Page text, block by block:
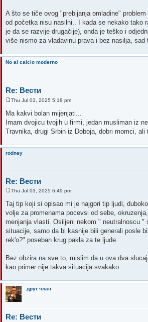
A što se tiče ovog "prebijanja omladine"
od početka nisu nasilni.. I kada se nekako tako
je da se razvije drugačije), onda je teško i
više nismo za vladavinu prava i bez nasilja, sad
No al calcio moderno
Re: Вести
s
t
Thu Jul 03, 2025 5:18 pm
Ma kakvi bolan mijenjati...
Imam dvojicu tvojih u firmi, jedan musliman iz
Travnika, drugi Srbin iz Doboja, dobri momci, ali
rodney
Re: Вести
o
s
t
Thu Jul 03, 2025 6:49 pm
Taj tip koji si opisao mi je najgori tip ljudi,
volje za promenama pocevsi od sebe,
menjanja vlasti. Osiljeni nekom " neutralnoscu "
situacije, samo da bi kasnije bili generali posle
rek'o?" poseban krug pakla za te ljude.
Bez obzira na sve to, mislim da u ova dva
kao primer nije takva situacija svakako.
друг члан
Re: Вести